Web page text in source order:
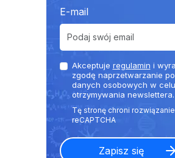
E-mail
Akceptuje regulamin i
zgodę naprzetwarzanie
danych osobowych w celu
otrzymywania newslettera.